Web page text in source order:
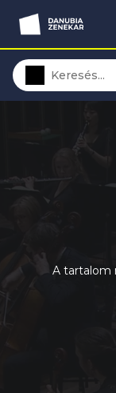
A tartalom